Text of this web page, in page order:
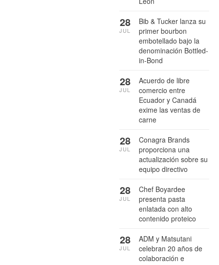
Bib & Tucker lanza su
primer bourbon
embotellado bajo la
denominación Bottled-
in-Bond
28
JUL
Acuerdo de libre
comercio entre
Ecuador y Canadá
exime las ventas de
carne
28
JUL
Conagra Brands
proporciona una
actualización sobre su
equipo directivo
28
JUL
Chef Boyardee
presenta pasta
enlatada con alto
contenido proteico
28
JUL
ADM y Matsutani
celebran 20 años de
colaboración e
28
JUL